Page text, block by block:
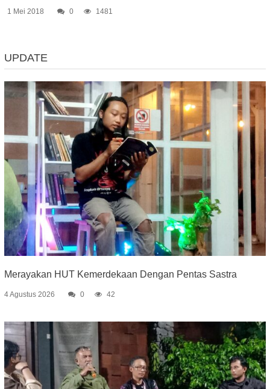
1 Mei 2018 0 1481
UPDATE
Merayakan HUT Kemerdekaan Dengan Pentas Sastra
4 Agustus 2026 0 42